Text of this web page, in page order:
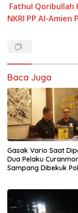
Fathul Qoribullah
NKRI PP Al-Amien
Baca Juga
Gasak Vario Saat
Dua Pelaku
Sampang Dibekuk